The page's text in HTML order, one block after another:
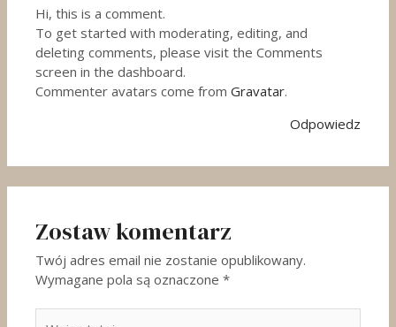
Hi, this is a comment.
To get started with moderating, editing, and
deleting comments, please visit the Comments
screen in the dashboard.
Commenter avatars come fromGravatar.
Odpowiedz
Zostaw komentarz
Twój adres email nie zostanie opublikowany.
Wymagane pola są oznaczone*